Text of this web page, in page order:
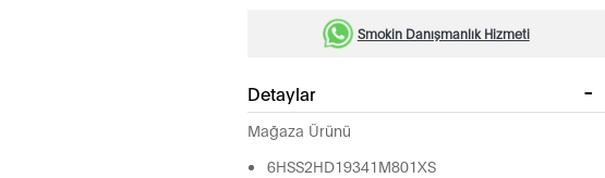
Smokin Danışmanlık Hizmeti
Detaylar
Mağaza Ürünü
6HSS2HD19341M801XS